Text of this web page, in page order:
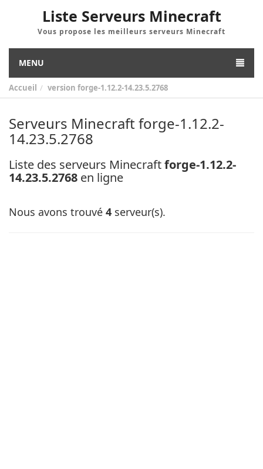
Liste Serveurs Minecraft
Vous propose les meilleurs serveurs Minecraft
MENU
Accueil version forge-1.12.2-14.23.5.2768
Serveurs Minecraft forge-1.12.2-
14.23.5.2768
Liste des serveurs Minecraftforge-1.12.2-
14.23.5.2768 en ligne
Nous avons trouvé 4 serveur(s).